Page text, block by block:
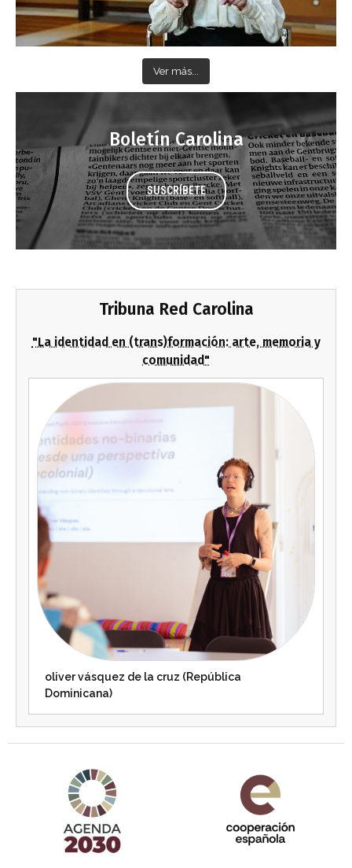
Ver más...
Boletín Carolina
SUSCRÍBETE
Tribuna Red Carolina
"La identidad en (trans)formación: arte, memoria y
comunidad"
oliver vásquez de la cruz (República
Dominicana)